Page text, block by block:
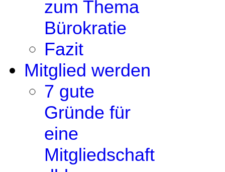
zum Thema
Bürokratie
Fazit
Mitglied werden
7 gute
Gründe für
eine
Mitgliedschaft